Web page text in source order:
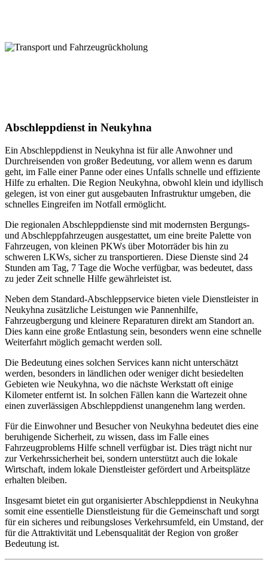
Abschleppdienst in Neukyhna
Ein Abschleppdienst in Neukyhna ist für alle Anwohner und
Durchreisenden von großer Bedeutung, vor allem wenn es darum
geht, im Falle einer Panne oder eines Unfalls schnelle und effiziente
Hilfe zu erhalten. Die Region Neukyhna, obwohl klein und idyllisch
gelegen, ist von einer gut ausgebauten Infrastruktur umgeben, die
schnelles Eingreifen im Notfall ermöglicht.
Die regionalen Abschleppdienste sind mit modernsten Bergungs-
und Abschleppfahrzeugen ausgestattet, um eine breite Palette von
Fahrzeugen, von kleinen PKWs über Motorräder bis hin zu
schweren LKWs, sicher zu transportieren. Diese Dienste sind 24
Stunden am Tag, 7 Tage die Woche verfügbar, was bedeutet, dass
zu jeder Zeit schnelle Hilfe gewährleistet ist.
Neben dem Standard-Abschleppservice bieten viele Dienstleister in
Neukyhna zusätzliche Leistungen wie Pannenhilfe,
Fahrzeugbergung und kleinere Reparaturen direkt am Standort an.
Dies kann eine große Entlastung sein, besonders wenn eine schnelle
Weiterfahrt möglich gemacht werden soll.
Die Bedeutung eines solchen Services kann nicht unterschätzt
werden, besonders in ländlichen oder weniger dicht besiedelten
Gebieten wie Neukyhna, wo die nächste Werkstatt oft einige
Kilometer entfernt ist. In solchen Fällen kann die Wartezeit ohne
einen zuverlässigen Abschleppdienst unangenehm lang werden.
Für die Einwohner und Besucher von Neukyhna bedeutet dies eine
beruhigende Sicherheit, zu wissen, dass im Falle eines
Fahrzeugproblems Hilfe schnell verfügbar ist. Dies trägt nicht nur
zur Verkehrssicherheit bei, sondern unterstützt auch die lokale
Wirtschaft, indem lokale Dienstleister gefördert und Arbeitsplätze
erhalten bleiben.
Insgesamt bietet ein gut organisierter Abschleppdienst in Neukyhna
somit eine essentielle Dienstleistung für die Gemeinschaft und sorgt
für ein sicheres und reibungsloses Verkehrsumfeld, ein Umstand, der
für die Attraktivität und Lebensqualität der Region von großer
Bedeutung ist.